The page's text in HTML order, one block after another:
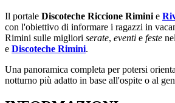
Il portale Discoteche Riccione Rimini e
con l'obiettivo di informare i ragazzi in
Rimini sulle migliori serate, eventi e feste
e Discoteche Rimini.
Una panoramica completa per potersi
notturno più adatto in base all'ospite o al